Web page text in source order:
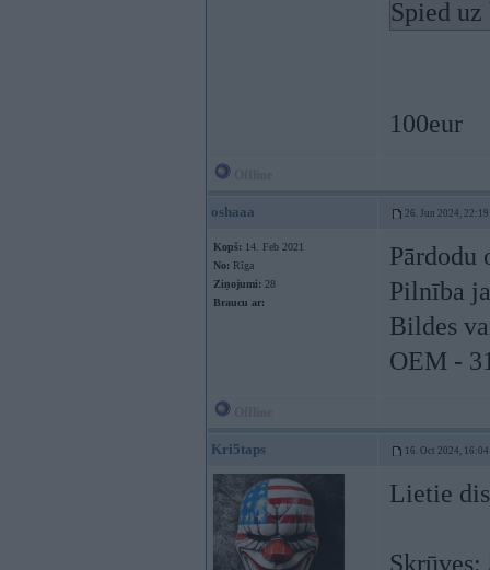
Spied
100eur
oshaaa 26. Jun 2024, 22:19
Kopš: 14. Feb 2021
No: Rīga
Ziņojumi: 28
Braucu ar:
Pārdodu
Pilnība
Bildes
OEM -
Kri5taps 16. Oct 2024, 16:04
Lietie